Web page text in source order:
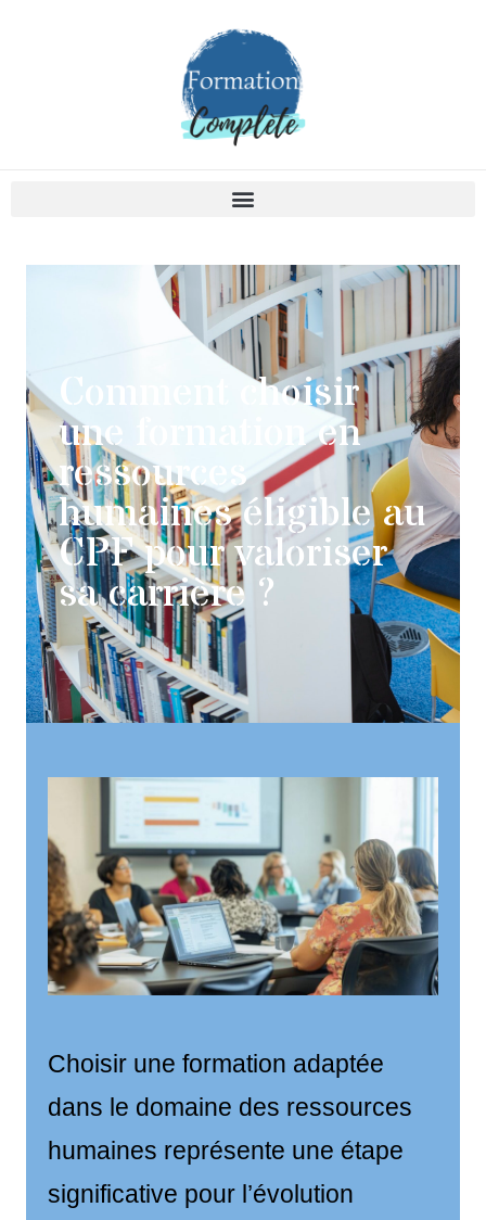
Comment choisir
une formation en
ressources
humaines éligible au
CPF pour valoriser
sa carrière ?
Choisir une formation adaptée
dans le domaine des ressources
humaines représente une étape
significative pour l’évolution